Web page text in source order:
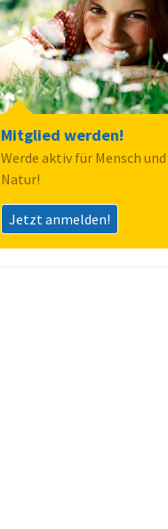
Mitglied werden!
Werde aktiv für Mensch und
Natur!
Jetzt anmelden!